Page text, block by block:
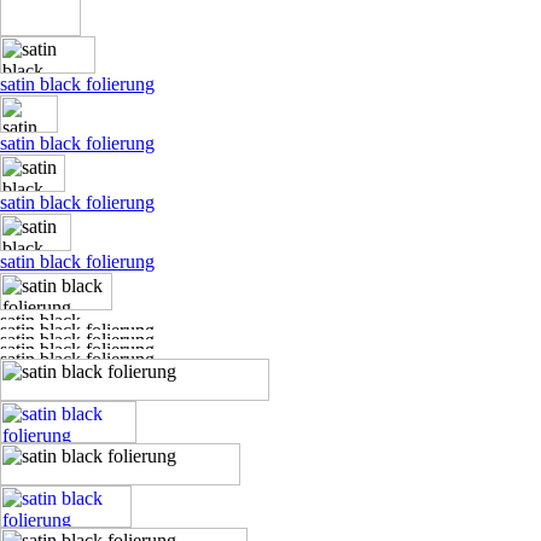
satin black folierung
satin black folierung
satin black folierung
satin black folierung